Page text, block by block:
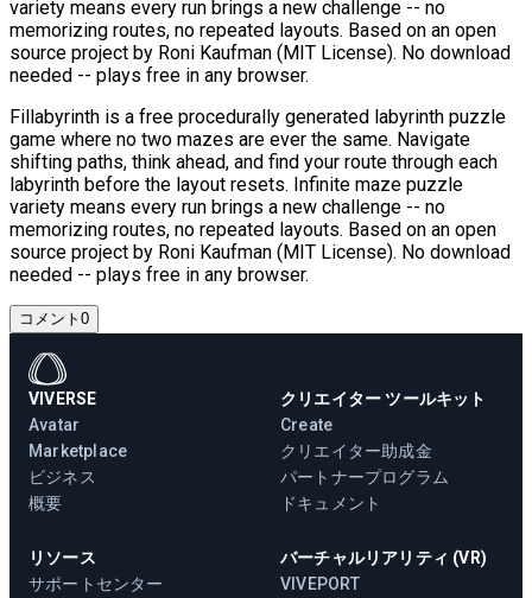
variety means every run brings a new challenge -- no
memorizing routes, no repeated layouts. Based on an open
source project by Roni Kaufman (MIT License). No download
needed -- plays free in any browser.
Fillabyrinth is a free procedurally generated labyrinth puzzle
game where no two mazes are ever the same. Navigate
shifting paths, think ahead, and find your route through each
labyrinth before the layout resets. Infinite maze puzzle
variety means every run brings a new challenge -- no
memorizing routes, no repeated layouts. Based on an open
source project by Roni Kaufman (MIT License). No download
needed -- plays free in any browser.
コメント 0
VIVERSE
Avatar
Marketplace
ビジネス
概要
クリエイター ツールキット
Create
クリエイター助成金
パートナープログラム
ドキュメント
リソース
サポートセンター
バーチャルリアリティ (VR)
VIVEPORT